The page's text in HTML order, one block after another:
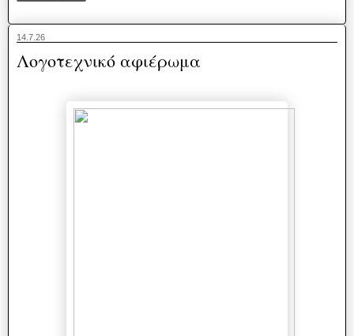
14.7.26
Λογοτεχνικό αφιέρωμα